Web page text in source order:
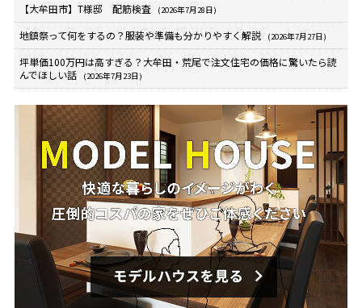
【大牟田市】T様邸 配筋検査 (2026年7月28日)
地鎮祭って何をするの？服装や準備も分かりやすく解説 (2026年7月27日)
坪単価100万円は高すぎる？大牟田・荒尾で注文住宅の価格に驚いたら読
んでほしい話
(2026年7月23日)